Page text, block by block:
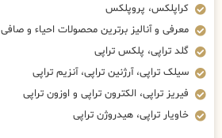
کراپلکس، پروپلکس
معرفی و آنالیز برترین محصولات احیاء و صافی
گلد تراپی، پلکس تراپی
سیلک تراپی، آرژنین تراپی، آنزیم تراپی
فیریز تراپی، الکترون تراپی و اوزون تراپی
خاویار تراپی، هیدروژن تراپی